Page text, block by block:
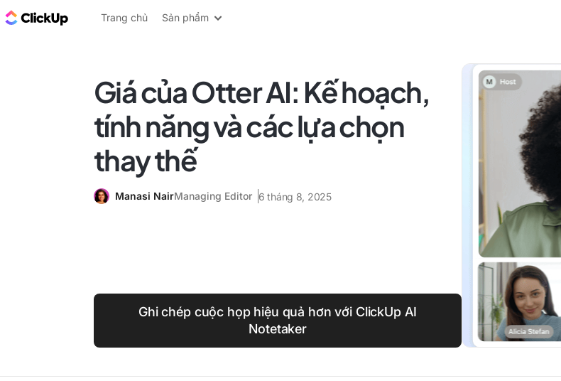
ClickUp Blog
Trang chủ Sản phẩm
Giá của Otter AI: Kế hoạch,
tính năng và các lựa chọn
thay thế
Manasi NairManaging Editor 6 tháng 8, 2025
Ghi chép cuộc họp hiệu quả hơn với ClickUp AI
Notetaker